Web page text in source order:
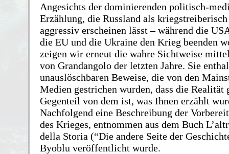
Angesichts der dominierenden politisch-
Erzählung, die Russland als
aggressiv erscheinen lässt – während die
die EU und die Ukraine den Krieg beenden
zeigen wir erneut die wahre Sichtweise
von Grandangolo der letzten Jahre. Sie
unauslöschbaren Beweise, die von den
Medien gestrichen wurden, dass die Realität
Gegenteil von dem ist, was Ihnen erzählt
Nachfolgend eine Beschreibung der
des Krieges, entnommen aus dem Buch
della Storia (“Die andere Seite der
Byoblu veröffentlicht wurde.